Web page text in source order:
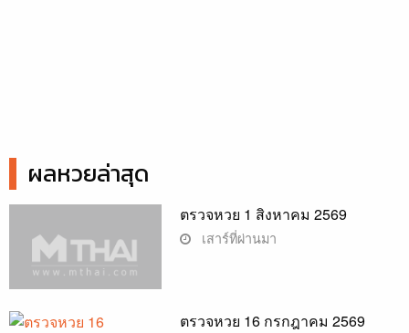
ผลหวยล่าสุด
ตรวจหวย 1 สิงหาคม 2569
เสาร์ที่ผ่านมา
ตรวจหวย 16 กรกฎาคม 2569